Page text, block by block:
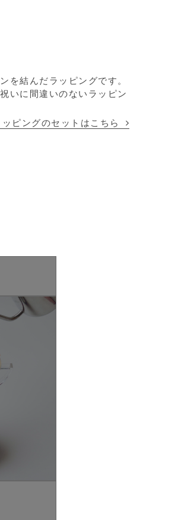
を結んだラッピングです。
いに間違いのないラッピン
ピングのセットはこちら